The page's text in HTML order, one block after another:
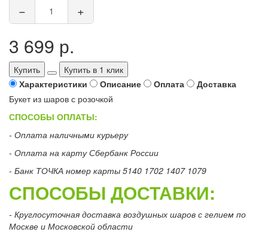
− +
3 699 р.
Купить
Купить в 1 клик
Характеристики
Описание Оплата
Доставка
Букет из шаров с розочкой
СПОСОБЫ ОПЛАТЫ:
- Оплата наличными курьеру
- Оплата на карту Сбербанк России
- Банк ТОЧКА номер карты 5140 1702 1407 1079
СПОСОБЫ ДОСТАВКИ:
- Круглосуточная доставка воздушных шаров с гелием по
Москве и Московской области